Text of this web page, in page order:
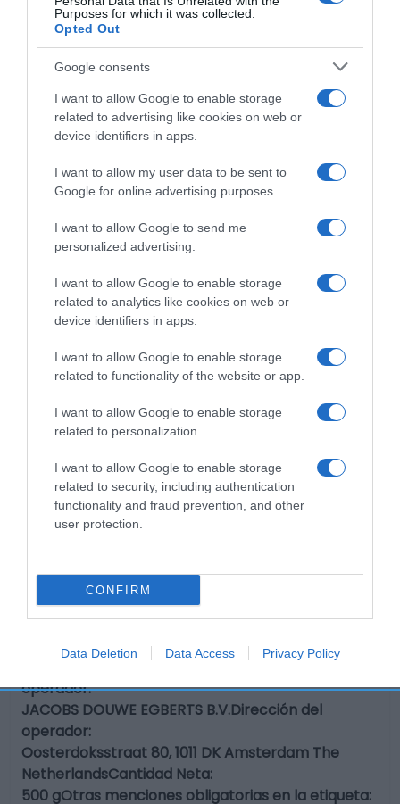
Purposes for which it was collected.
Opted Out
Google consents
I want to allow Google to enable storage
related to advertising like cookies on web or
device identifiers in apps.
I want to allow my user data to be sent to
Google for online advertising purposes.
I want to allow Google to send me
personalized advertising.
I want to allow Google to enable storage
related to analytics like cookies on web or
device identifiers in apps.
I want to allow Google to enable storage
related to functionality of the website or app.
I want to allow Google to enable storage
related to personalization.
I want to allow Google to enable storage
related to security, including authentication
functionality and fraud prevention, and other
user protection.
CONFIRM
Data Deletion Data Access Privacy Policy
Detalles del producto
Categoría
Desayunos Dulces y pan
Subcategoría
Cafés
Supermercado
03 May 2023
Información general
Denominación del alimento:
Café en grano de tueste naturalNombre del
operador:
JACOBS DOUWE EGBERTS B.V.Dirección del
operador:
Oosterdoksstraat 80, 1011 DK Amsterdam The
NetherlandsCantidad Neta:
500 gOtras menciones obligatorias en la etiqueta: